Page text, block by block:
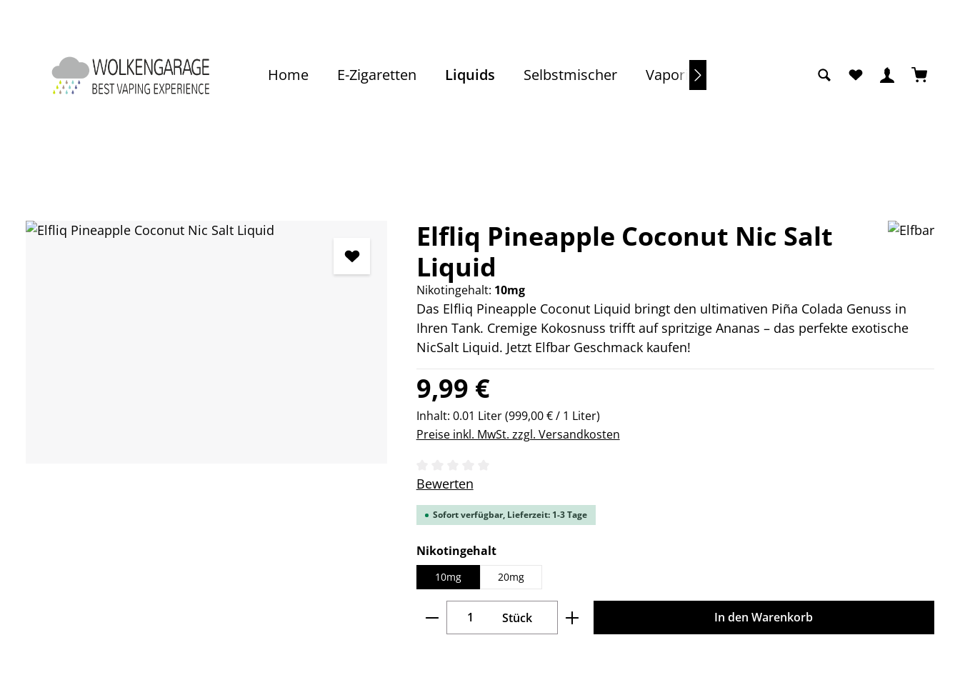
Home E-Zigaretten Liquids Selbstmischer Vaporizer Du hast 0 Produkte
Bildergalerie überspringen
Elfliq Pineapple Coconut Nic Salt
Liquid
Nikotingehalt: 10mg
Das Elfliq Pineapple Coconut Liquid bringt den ultimativen Piña Colada Genuss in
Ihren Tank. Cremige Kokosnuss trifft auf spritzige Ananas – das perfekte exotische
NicSalt Liquid. Jetzt Elfbar Geschmack kaufen!
Regulärer Preis:
9,99 €
Inhalt: 0.01 Liter(999,00 € / 1 Liter)
Preise inkl. MwSt. zzgl. Versandkosten
Durchschnittliche Bewertung von 0 von 5 Sternen
Bewerten
Sofort verfügbar, Lieferzeit: 1-3 Tage
Nikotingehaltauswählen
10mg 20mg
Produkt Anzahl: Gib den gewünschten Wert ein oder benutze die
Stück In den Warenkorb